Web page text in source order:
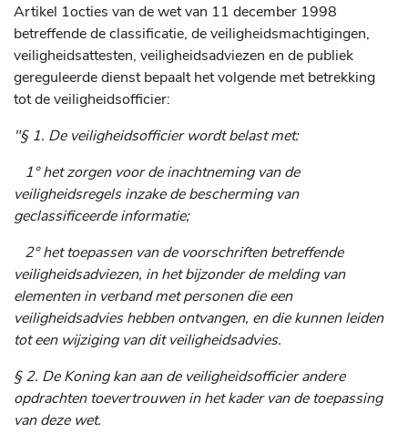
Artikel 1octies van de wet van 11 december 1998
betreffende de classificatie, de veiligheidsmachtigingen,
veiligheidsattesten, veiligheidsadviezen en de publiek
gereguleerde dienst bepaalt het volgende met betrekking
tot de veiligheidsofficier:
"§ 1. De veiligheidsofficier wordt belast met:
1° het zorgen voor de inachtneming van de
veiligheidsregels inzake de bescherming van
geclassificeerde informatie;
2° het toepassen van de voorschriften betreffende
veiligheidsadviezen, in het bijzonder de melding van
elementen in verband met personen die een
veiligheidsadvies hebben ontvangen, en die kunnen leiden
tot een wijziging van dit veiligheidsadvies.
§ 2. De Koning kan aan de veiligheidsofficier andere
opdrachten toevertrouwen in het kader van de toepassing
van deze wet.